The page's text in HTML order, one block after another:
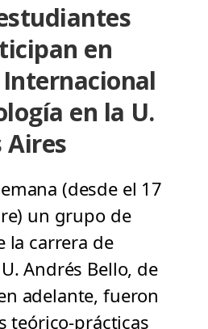
en
en la U.
Aires
(desde el 17
un grupo de
la carrera de
Andrés Bello, de
adelante, fueron
teórico-prácticas